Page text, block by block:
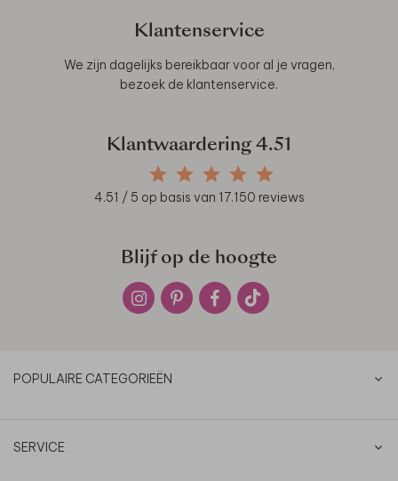
Klantenservice
We zijn dagelijks bereikbaar voor al je vragen,
bezoek de klantenservice.
Klantwaardering 4.51
4.51 / 5 op basis van 17.150 reviews
Blijf op de hoogte
POPULAIRE CATEGORIEËN
SERVICE